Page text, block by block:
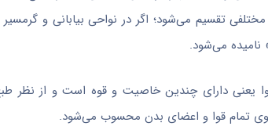
تقسیم می‌شود؛ اگر در نواحی بیابانی و
نامیده می‌شود.
دارای چندین خاصیت و قوه است و از نظر
تمام قوا و اعضای بدن محسوب می‌شود.